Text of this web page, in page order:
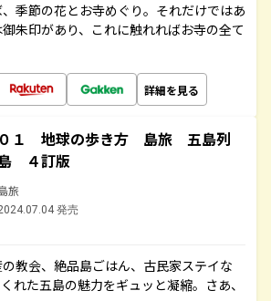
季節の花とお寺めぐり。それだけではあ
朱印があり、これに触れればお寺の全て
詳細を見る
０１ 地球の歩き方 島旅 五島列
４訂版
旅
発売
教会、絶品島ごはん、古民家ステイな
れた五島の魅力をギュッと凝縮。さあ、